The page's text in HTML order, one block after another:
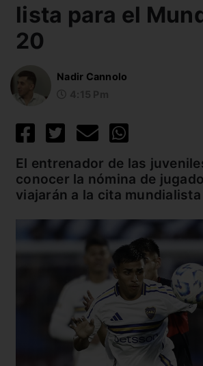
lista para el
20
Nadir Cannolo
El entrenador de las
conocer la nómina de
viajarán a la cita mundialista